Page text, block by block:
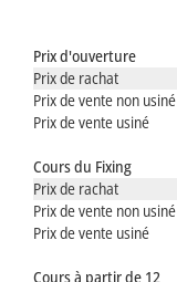
Prix d'ouverture
Prix de rachat
Prix de vente non usiné
Prix de vente usiné
Cours du Fixing
Prix de rachat
Prix de vente non usiné
Prix de vente usiné
Cours à partir de 12